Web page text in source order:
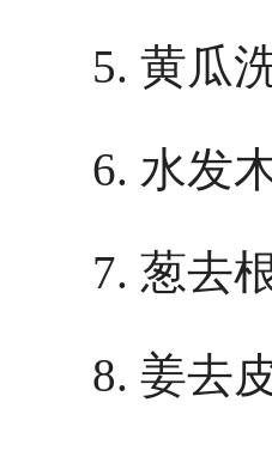
5. 黄瓜洗
6. 水发木
7. 葱去根
8. 姜去皮